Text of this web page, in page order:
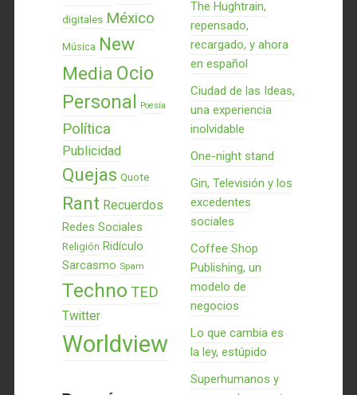
digitales México
Música New
Media Ocio
Personal Poesía
Política
Publicidad
Quejas Quote
Rant Recuerdos
Redes Sociales
Religión Ridículo
Sarcasmo Spam
Techno TED
Twitter
Worldview
The Hughtrain,
repensado,
recargado, y ahora
en español
Ciudad de las Ideas,
una experiencia
inolvidable
One-night stand
Gin, Televisión y los
excedentes
sociales
Coffee Shop
Publishing, un
modelo de
negocios
Lo que cambia es
la ley, estúpido
Superhumanos y